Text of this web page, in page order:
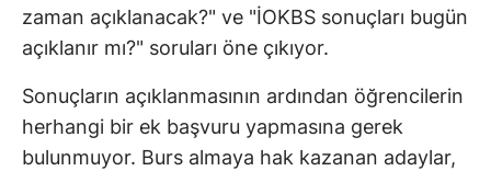
zaman açıklanacak?" ve "İOKBS sonuçları bugün
açıklanır mı?" soruları öne çıkıyor.
Sonuçların açıklanmasının ardından öğrencilerin
herhangi bir ek başvuru yapmasına gerek
bulunmuyor. Burs almaya hak kazanan adaylar,